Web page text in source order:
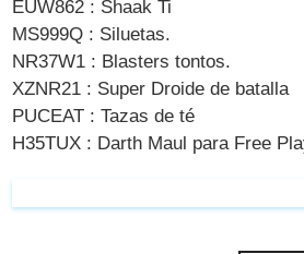
EUW862 : Shaak Ti
MS999Q : Siluetas.
NR37W1 : Blasters tontos.
XZNR21 : Super Droide de batalla
PUCEAT : Tazas de té
H35TUX : Darth Maul para Free